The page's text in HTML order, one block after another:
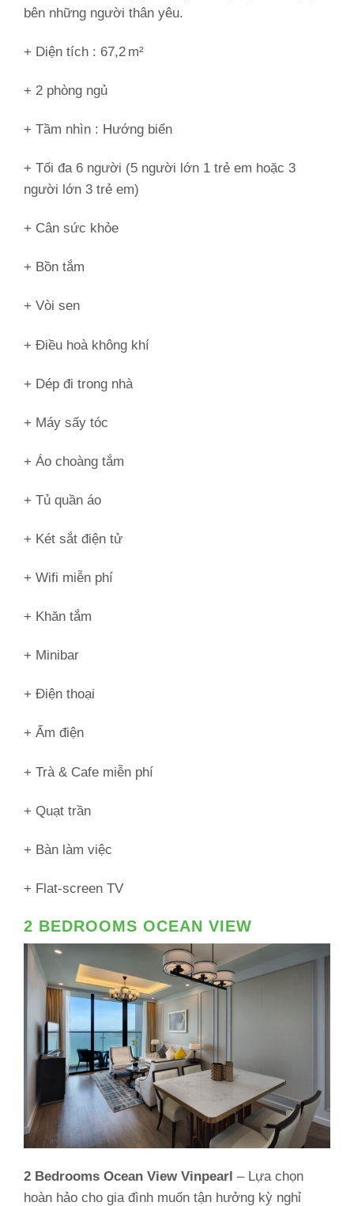
bên những người thân yêu.
+ Diện tích : 67,2 m²
+ 2 phòng ngủ
+ Tầm nhìn : Hướng biển
+ Tối đa 6 người (5 người lớn 1 trẻ em hoặc 3
người lớn 3 trẻ em)
+ Cân sức khỏe
+ Bồn tắm
+ Vòi sen
+ Điều hoà không khí
+ Dép đi trong nhà
+ Máy sấy tóc
+ Áo choàng tắm
+ Tủ quần áo
+ Két sắt điện tử
+ Wifi miễn phí
+ Khăn tắm
+ Minibar
+ Điện thoại
+ Ấm điện
+ Trà & Cafe miễn phí
+ Quạt trần
+ Bàn làm việc
+ Flat-screen TV
2 BEDROOMS OCEAN VIEW
2 Bedrooms Ocean View Vinpearl – Lựa chọn
hoàn hảo cho gia đình muốn tận hưởng kỳ nghỉ